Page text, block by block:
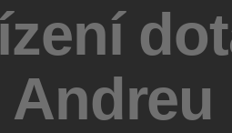
Andreu